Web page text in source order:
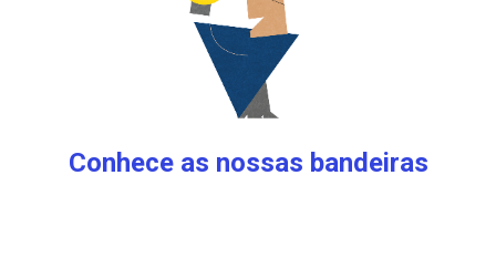
Conhece as nossas bandeiras